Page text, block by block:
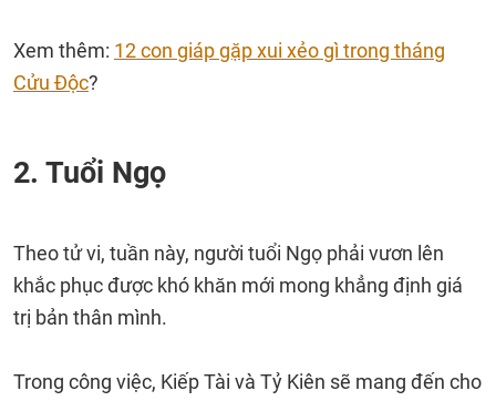
Xem thêm: 12 con giáp gặp xui xẻo gì trong tháng
Cửu Độc?
2. Tuổi Ngọ
Theo tử vi, tuần này, người tuổi Ngọ phải vươn lên
khắc phục được khó khăn mới mong khẳng định giá
trị bản thân mình.
Trong công việc, Kiếp Tài và Tỷ Kiên sẽ mang đến cho